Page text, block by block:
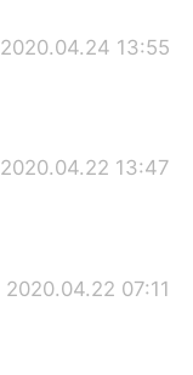
2020.04.24 13:55
2020.04.22 13:47
2020.04.22 07:11